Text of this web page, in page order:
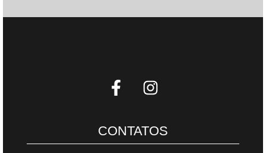
E-mail*
CONTATOS